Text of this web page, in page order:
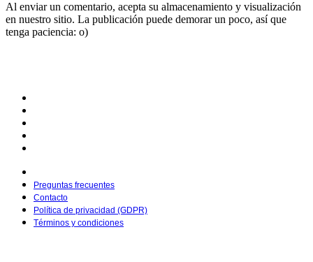
Al enviar un comentario, acepta su almacenamiento y visualización
en nuestro sitio. La publicación puede demorar un poco, así que
tenga paciencia: o)
Preguntas frecuentes
Contacto
Política de privacidad (GDPR)
Términos y condiciones